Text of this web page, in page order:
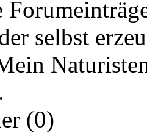
selbst
(0)